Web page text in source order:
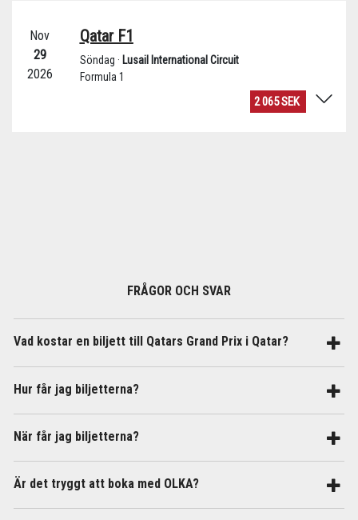
FRÅGOR OCH SVAR
Vad kostar en biljett till Qatars Grand Prix i Qatar?
Hur får jag biljetterna?
När får jag biljetterna?
Är det tryggt att boka med OLKA?